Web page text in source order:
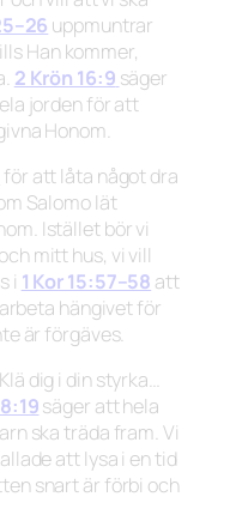
uppmuntrar
Han kommer,
2 Krön 16:9 säger
jorden för att
Honom.
för att låta något dra
Salomo lät
Istället bör vi
och mitt hus, vi vill
i 1 Kor 15:57–58 att
hängivet för
är förgäves.
dig i din styrka…
säger att hela
ska träda fram. Vi
att lysa i en tid
snart är förbi och